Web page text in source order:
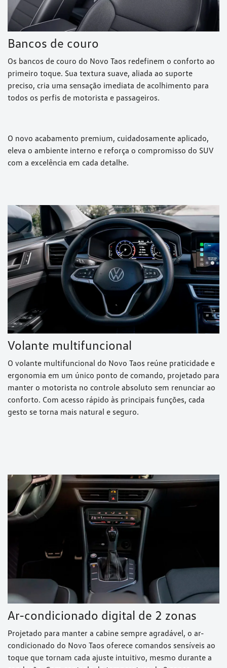
Bancos de couro
Os bancos de couro do Novo Taos redefinem o conforto ao
primeiro toque. Sua textura suave, aliada ao suporte
preciso, cria uma sensação imediata de acolhimento para
todos os perfis de motorista e passageiros.
O novo acabamento premium, cuidadosamente aplicado,
eleva o ambiente interno e reforça o compromisso do SUV
com a excelência em cada detalhe.
Volante multifuncional
O volante multifuncional do Novo Taos reúne praticidade e
ergonomia em um único ponto de comando, projetado para
manter o motorista no controle absoluto sem renunciar ao
conforto. Com acesso rápido às principais funções, cada
gesto se torna mais natural e seguro.
Ar-condicionado digital de 2 zonas
Projetado para manter a cabine sempre agradável, o ar-
condicionado do Novo Taos oferece comandos sensíveis ao
toque que tornam cada ajuste intuitivo, mesmo durante a